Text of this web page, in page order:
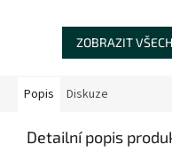
ZOBRAZIT
Popis Diskuze
Detailní popis